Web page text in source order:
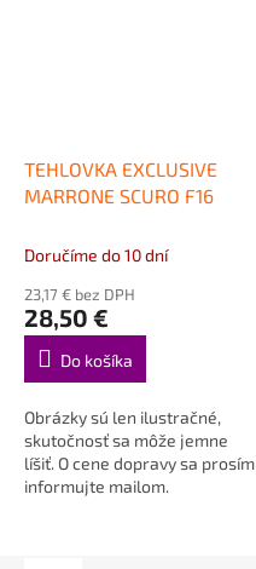
TEHLOVKA EXCLUSIVE
MARRONE SCURO F16
Doručíme do 10 dní
23,17 € bez DPH
28,50 €
Do košíka
Obrázky sú len ilustračné,
skutočnosť sa môže jemne
líšiť. O cene dopravy sa prosím
informujte mailom.